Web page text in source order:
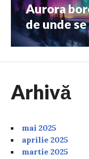
Next
post:
Aurora
de unde
Arhivă
mai 2025
aprilie 2025
martie 2025